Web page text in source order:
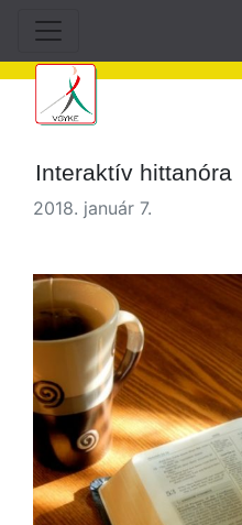
Interaktív hittanóra
2018. január 7.